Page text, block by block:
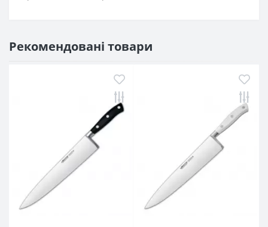
Рекомендовані товари